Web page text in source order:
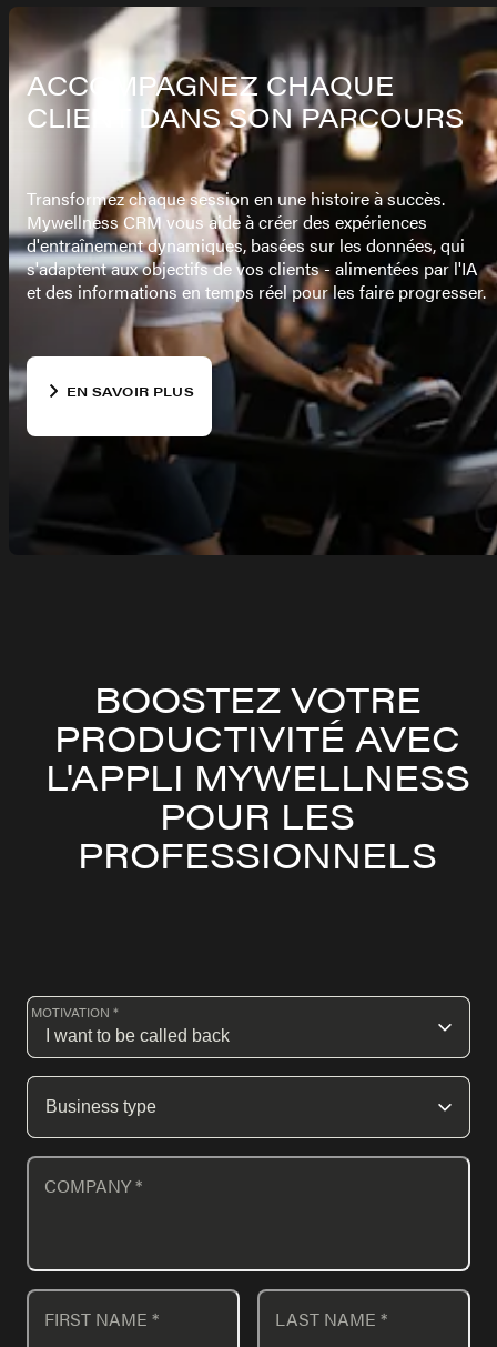
ACCOMPAGNEZ CHAQUE
CLIENT DANS SON PARCOURS
Transformez chaque session en une histoire à succès.
Mywellness CRM vous aide à créer des expériences
d'entraînement dynamiques, basées sur les données, qui
s'adaptent aux objectifs de vos clients - alimentées par l'IA
et des informations en temps réel pour les faire progresser.
EN SAVOIR PLUS
BOOSTEZ VOTRE
PRODUCTIVITÉ AVEC
L'APPLI MYWELLNESS
POUR LES
PROFESSIONNELS
MOTIVATION *
COMPANY*
FIRST NAME * LAST NAME *